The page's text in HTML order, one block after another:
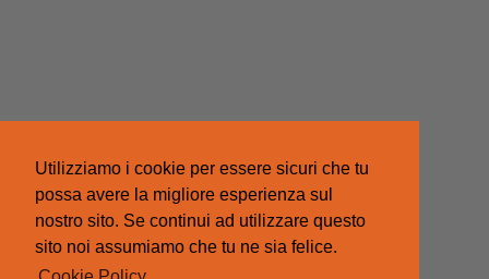
Utilizziamo i cookie per essere sicuri che tu
possa avere la migliore esperienza sul
nostro sito. Se continui ad utilizzare questo
sito noi assumiamo che tu ne sia felice.